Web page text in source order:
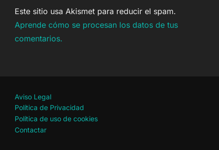
Este sitio usa Akismet para reducir el spam.
Aprende cómo se procesan los datos de tus
comentarios.
Aviso Legal
Política de Privacidad
Política de uso de cookies
Contactar